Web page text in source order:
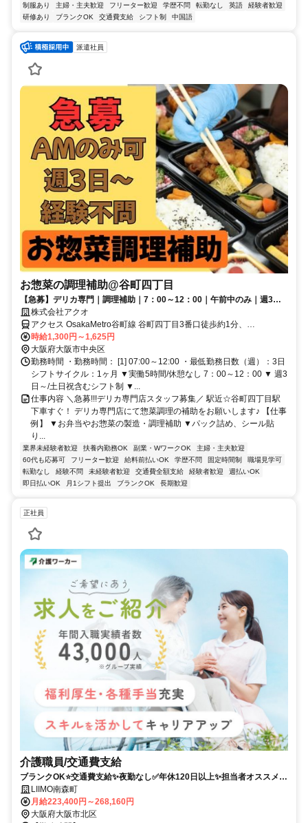
制服あり 主婦・主夫歓迎 フリーター歓迎 学歴不問 転勤なし 英語
経験者歓迎
研修あり
ブランクOK 交通費支給 シフト制 中国語
派遣社員
お惣菜の調理補助@谷町四丁目
【急募】デリカ専門｜調理補助｜7：00～12：00｜午前中のみ｜週3日
～｜未経験歓迎｜日払い・週払いOK☆
株式会社アクオ
アクセス OsakaMetro谷町線 谷町四丁目3番口徒歩約1分、
OsakaMetro谷町線 谷町四丁目3番口徒歩約1分、OsakaMetro谷町線
天満橋4番口徒歩約10分 谷町四丁目駅4番出口からすぐ！
時給1,300円～1,625円
大阪府大阪市中央区
勤務時間 ・勤務時間： [1] 07:00～12:00 ・最低勤務日数（週）：3日
シフトサイクル：1ヶ月 ▼実働5時間/休憩なし 7：00～12：00 ▼ 週3
日～/土日祝含むシフト制 ▼...
仕事内容 ＼急募!!!デリカ専門店スタッフ募集／ 駅近☆谷町四丁目駅
下車すぐ！ デリカ専門店にて惣菜調理の補助をお願いします♪ 【仕事
例】 ▼お弁当やお惣菜の製造・調理補助 ▼パック詰め、シール貼
り...
業界未経験者歓迎 扶養内勤務OK 副業・WワークOK
主婦・主夫歓迎
60代も応募可
フリーター歓迎 給料前払いOK 学歴不問 固定時間制
職場見学可
転勤なし
経験不問 未経験者歓迎 交通費全額支給 経験者歓迎
週払いOK
即日払いOK
月1シフト提出 ブランクOK 長期歓迎
正社員
介護職員/交通費支給
ブランクOK⭐️交通費支給✨夜勤なし✅️年休120日以上✨担当者オススメ⭕️
経験者優遇✨駅チカ
LIIMO南森町
月給223,400円～268,160円
大阪府大阪市北区